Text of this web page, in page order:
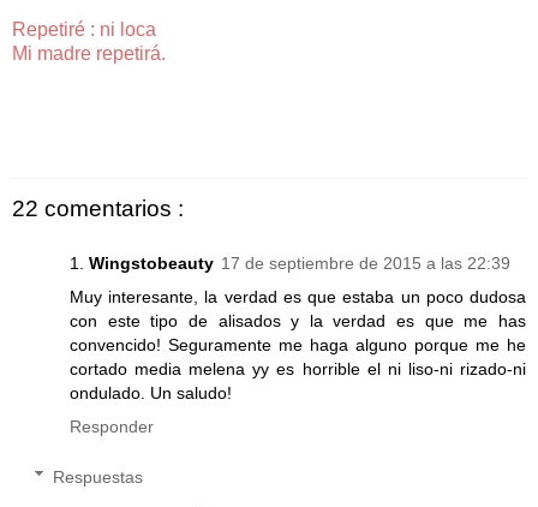
Repetiré : ni loca
Mi madre repetirá.
22 comentarios :
Wingstobeauty 17 de septiembre de 2015 a las 22:39
Muy interesante, la verdad es que estaba un poco dudosa
con este tipo de alisados y la verdad es que me has
convencido! Seguramente me haga alguno porque me he
cortado media melena yy es horrible el ni liso-ni rizado-ni
ondulado. Un saludo!
Responder
Respuestas